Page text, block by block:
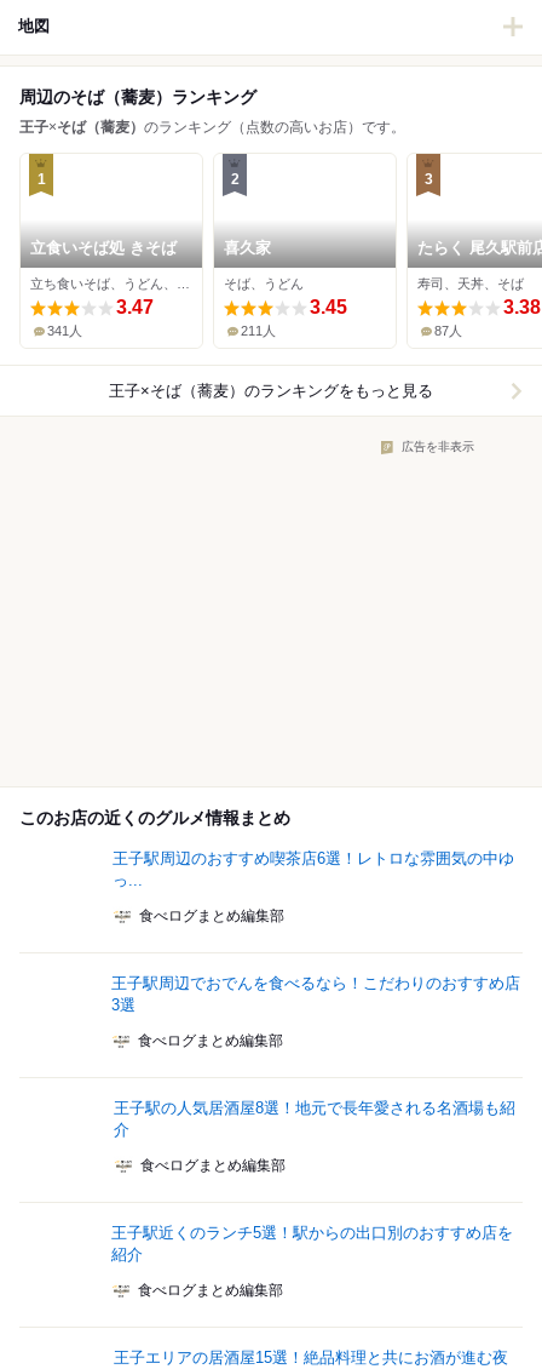
地図
周辺のそば（蕎麦）ランキング
王子×そば（蕎麦） のランキング（点数の高いお店）です。
1
立食いそば処 きそば
3.47
341人
2
喜久家
そば、うどん
3.45
211人
3
たらく 尾久駅前
寿司、天丼、そば
3.38
87人
王子×そば（蕎麦） のランキングをもっと見る
広告を非表示
このお店の近くのグルメ情報まとめ
王子駅周辺のおすすめ喫茶店6選！レトロな雰囲気の中ゆ
っ...
食べログまとめ編集部
王子駅周辺でおでんを食べるなら！こだわりのおすすめ店
3選
食べログまとめ編集部
王子駅の人気居酒屋8選！地元で長年愛される名酒場も紹
介
食べログまとめ編集部
王子駅近くのランチ5選！駅からの出口別のおすすめ店を
紹介
食べログまとめ編集部
王子エリアの居酒屋15選！絶品料理と共にお酒が進む夜